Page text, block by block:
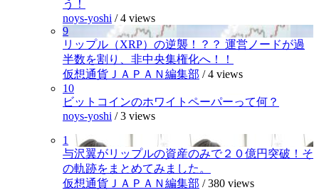
う！
noys-yoshi /4 views
9
リップル（XRP）の逆襲！？？ 運営ノードが過
半数を割り、非中央集権化へ！！
仮想通貨ＪＡＰＡＮ編集部 /4 views
10
ビットコインのホワイトペーパーって何？
noys-yoshi /3 views
1
与沢翼がリップルの資産のみで２０億円突破！そ
の軌跡をまとめてみました。
仮想通貨ＪＡＰＡＮ編集部 /380 views